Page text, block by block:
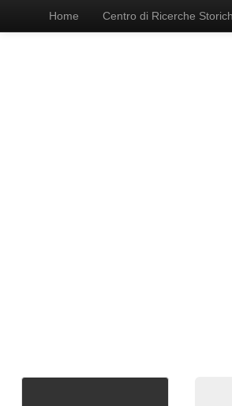
Home Centro di Ricerche